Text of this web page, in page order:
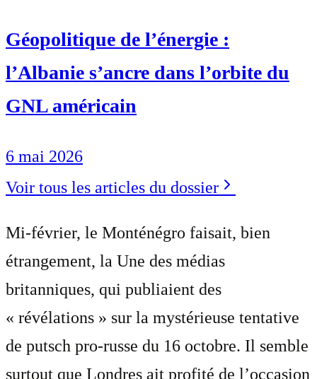
Géopolitique de l’énergie :
l’Albanie s’ancre dans l’orbite du
GNL américain
6 mai 2026
Voir tous les articles du dossier
Mi-février, le Monténégro faisait, bien
étrangement, la Une des médias
britanniques, qui publiaient des
« révélations » sur la mystérieuse tentative
de putsch pro-russe du 16 octobre. Il semble
surtout que Londres ait profité de l’occasion